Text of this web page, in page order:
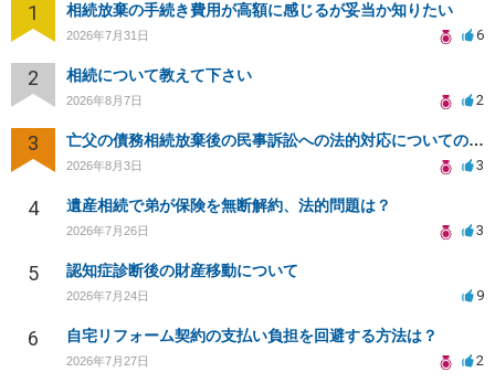
1 相続放棄の手続き費用が高額に感じるが妥当か知りたい
2026年7月31日 6
2 相続について教えて下さい
2026年8月7日 2
3 亡父の債務相続放棄後の民事訴訟への法的対応についての相談
2026年8月3日 3
4 遺産相続で弟が保険を無断解約、法的問題は？
2026年7月26日 3
5 認知症診断後の財産移動について
2026年7月24日 9
6 自宅リフォーム契約の支払い負担を回避する方法は？
2026年7月27日 2